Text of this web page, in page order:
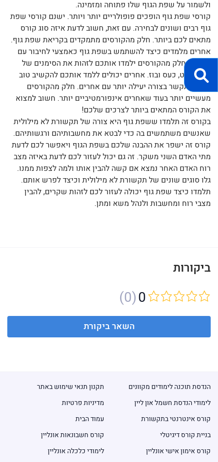
ולשמור על שפת הגוף שלו פתוחה ומזמינה.
קורסי שפת גוף הופכים פופולריים יותר ויותר. ישנם קורסי שפת
גוף רבים ושונים לבחירה. עם זאת, חשוב לדעת איזה סוג קורס
מתאים לכם ביותר. חלק מהקורסים מתמקדים בקריאת שפת גוף.
אחרים מלמדים כיצד להשתמש בשפת גוף כאמצעי לחיבור עם
אחרים. חלק מהקורסים ילמדו אותכם לזהות את הסימנים של
קונפליקט, כעס ובוז. אחרים יכולים ללמד אותכם להקשיב טוב
יותר ולתקשר בצורה יעילה יותר עם אחרים. חלק מהקורסים
מעשיים יותר בעוד שאחרים אינפורמטיביים יותר. חשוב למצוא
את הקורס המתאים ביותר לצרכים שלכם!
בקורס זה תלמדו ששפת גוף היא צורה של תקשורת לא מילולית
שאנשים משתמשים בה כדי לבטא את מחשבותיהם ורגשותיהם.
קורס זה ישפר את ההבנה שלכם בשפת הגוף ויאפשר לכם לדעת
מתי האדם השני משקר. זה גם יכול לעזור לכם לדעת באיזה מצב
רוח האדם האחר נמצא אם קשה להבין אותו ולמה לצפות ממנו.
גלו סוגים שונים של תקשורת לא מילולית וכיצד לפרש אותם.
תלמדו כיצד שפת גוף יכולה לעזור לכם לזהות שקרים, להבין
מצבי רוח ומחשבות ולנהל משא ומתן.
ביקורות
(0)0
השאר ביקורת
תקנון תנאי שימוש באתר
מדיניות פרטיות
עמוד הבית
הנדסת תוכנה לימודים מקוונים
לימודי הנדסת חשמל און ליין
קורס אינטרנטי בתקשורת
קורס חשבונאות אונליין
לימודי כלכלה אונליין
בניית קורס דיגיטלי
קורס אימון אישי אונליין